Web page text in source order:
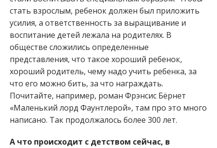
стать взрослым, ребенок должен был приложить
усилия, а ответственность за выращивание и
воспитание детей лежала на родителях. В
обществе сложились определенные
представления, что такое хороший ребенок,
хороший родитель, чему надо учить ребенка, за
что его можно бить, за что награждать.
Почитайте, например, роман Фрэнсис Бёрнет
«Маленький лорд Фаунтлерой», там про это много
написано. Так продолжалось более 300 лет.
А что происходит с детством сейчас, в